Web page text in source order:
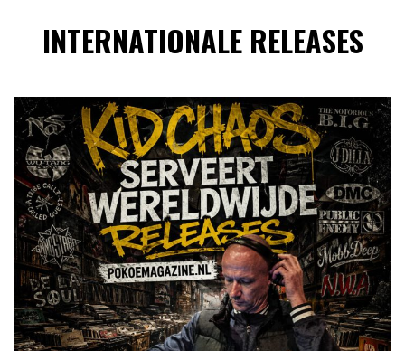
INTERNATIONALE RELEASES